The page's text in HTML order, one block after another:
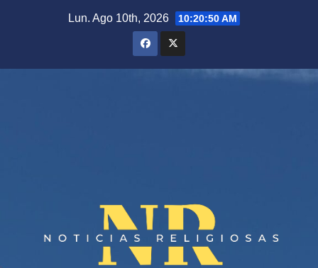
Lun. Ago 10th, 2026 10:20:50 AM